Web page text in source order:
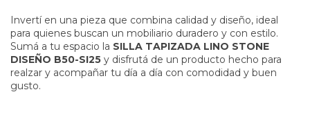
Invertí en una pieza que combina calidad y diseño, ideal
para quienes buscan un mobiliario duradero y con estilo.
Sumá a tu espacio la SILLA TAPIZADA LINO STONE
DISEÑO B50-SI25 y disfrutá de un producto hecho para
realzar y acompañar tu día a día con comodidad y buen
gusto.